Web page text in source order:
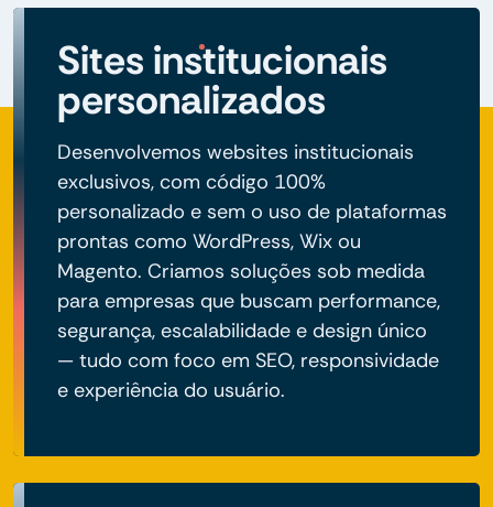
Sites institucionais
personalizados
Desenvolvemos websites institucionais
exclusivos, com código 100%
personalizado e sem o uso de plataformas
prontas como WordPress, Wix ou
Magento. Criamos soluções sob medida
para empresas que buscam performance,
segurança, escalabilidade e design único
— tudo com foco em SEO, responsividade
e experiência do usuário.